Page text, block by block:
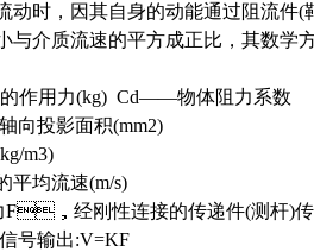
，因其自身的动能通过阻流件(
介质流速的平方成正比，其数学方
作用力(kg) Cd——物体阻力系数
投影面积(mm2)
m3)
均流速(m/s)
，经刚性连接的传递件(测杆)传至电
号输出:V=KF